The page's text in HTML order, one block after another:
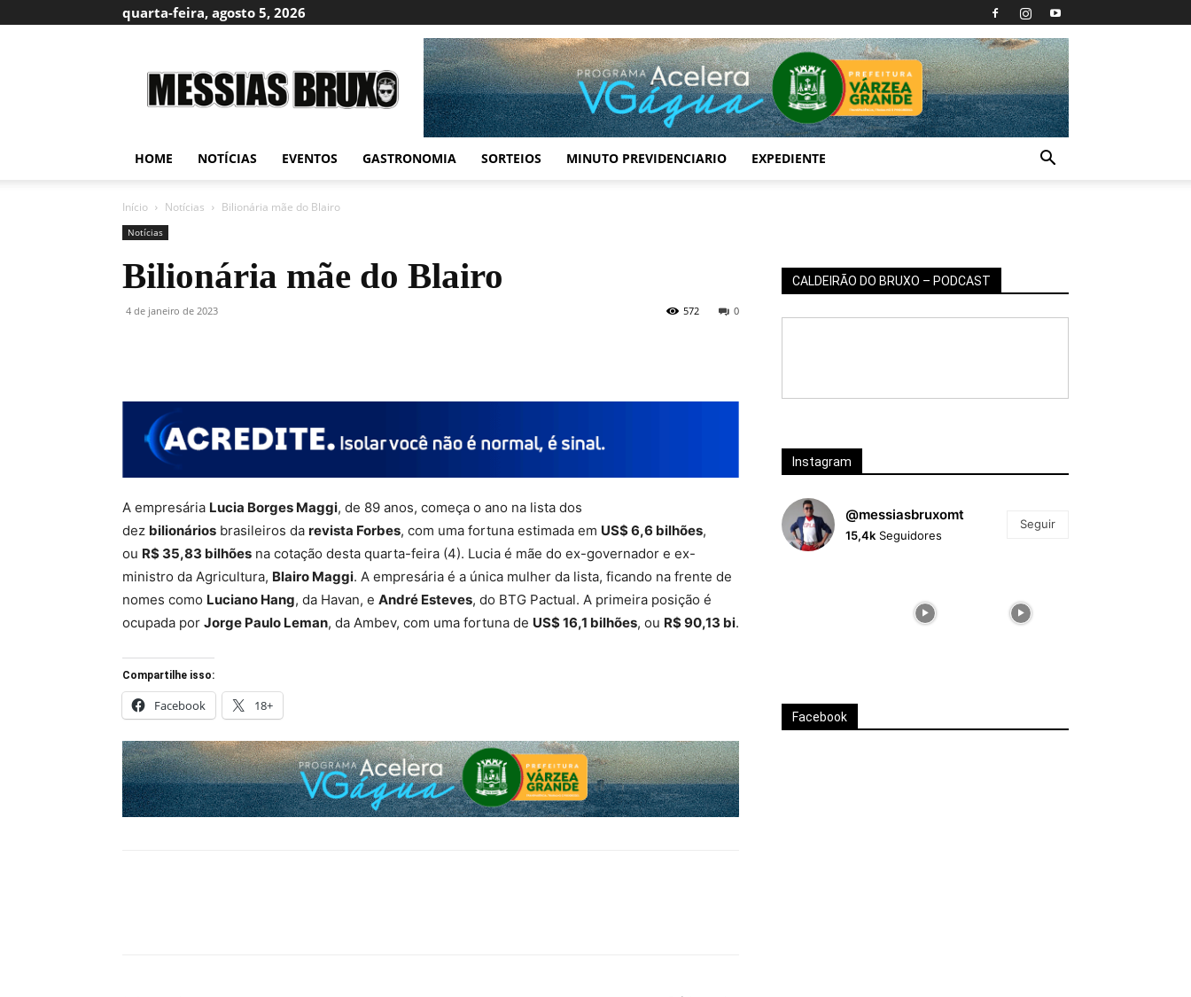
quarta-feira, agosto 5, 2026
Bruxo
HOME NOTÍCIAS EVENTOS GASTRONOMIA SORTEIOS MINUTO PREVIDENCIARIO EXPEDIENTE
Início Notícias Bilionária mãe do Blairo
Notícias
Bilionária mãe do Blairo
4 de janeiro de 2023 0
572
A empresária Lucia Borges Maggi, de 89 anos, começa o ano na lista dos
dez bilionários brasileiros da revista Forbes, com uma fortuna estimada em US$ 6,6 bilhões,
ou R$ 35,83 bilhões na cotação desta quarta-feira (4). Lucia é mãe do ex-governador e ex-
ministro da Agricultura, Blairo Maggi. A empresária é a única mulher da lista, ficando na frente de
nomes como Luciano Hang, da Havan, e André Esteves, do BTG Pactual. A primeira posição é
ocupada por Jorge Paulo Leman, da Ambev, com uma fortuna de US$ 16,1 bilhões, ou R$ 90,13 bi.
Compartilhe isso:
Facebook 18+
CALDEIRÃO DO BRUXO – PODCAST
Instagram
@messiasbruxomt
15,4k Seguidores
Seguir
Facebook